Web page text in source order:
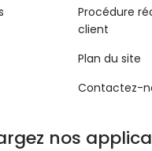
Procédure
client
Plan du site
Contactez-
nos